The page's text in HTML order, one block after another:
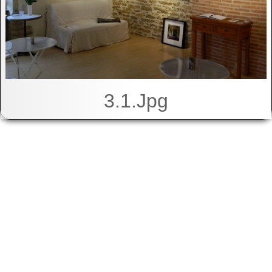
3.1.jpg